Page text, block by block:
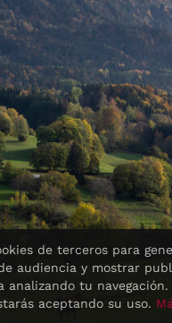
de terceros para
audiencia y mostrar
analizando tu navegación.
aceptando su uso.